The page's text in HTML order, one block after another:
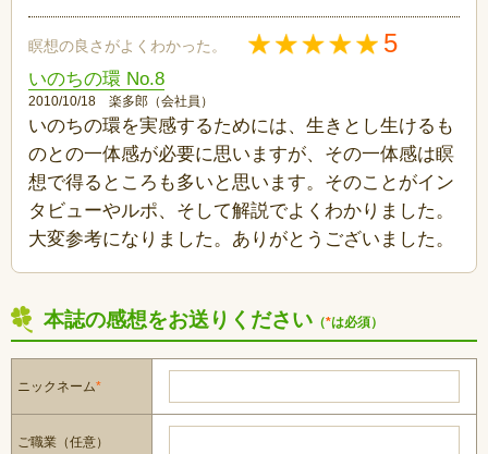
瞑想の良さがよくわかった。 5
いのちの環 No.8
2010/10/18 楽多郎（会社員）
いのちの環を実感するためには、生きとし生けるも
のとの一体感が必要に思いますが、その一体感は瞑
想で得るところも多いと思います。そのことがイン
タビューやルポ、そして解説でよくわかりました。
大変参考になりました。ありがとうございました。
本誌の感想をお送りください （*は必須）
ニックネーム*
ご職業（任意）